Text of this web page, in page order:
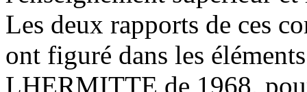
Les deux rapports de ces
ont figuré dans les
LHERMITTE de 1968,